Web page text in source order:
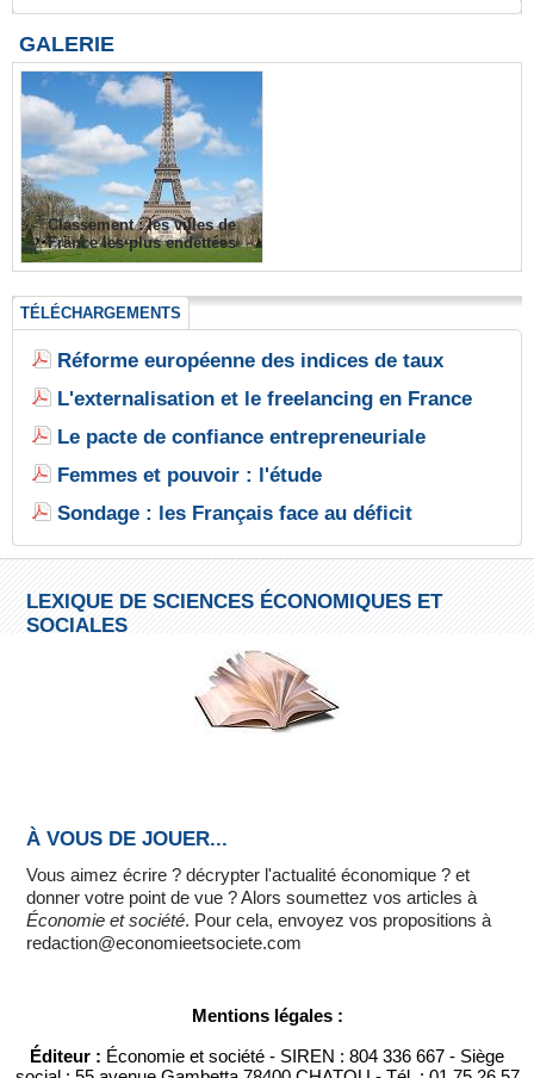
GALERIE
Classement : les villes de
France les plus endettées
TÉLÉCHARGEMENTS
Réforme européenne des indices de taux
L'externalisation et le freelancing en France
Le pacte de confiance entrepreneuriale
Femmes et pouvoir : l'étude
Sondage : les Français face au déficit
LEXIQUE DE SCIENCES ÉCONOMIQUES ET
SOCIALES
À VOUS DE JOUER...
Vous aimez écrire ? décrypter l'actualité économique ? et
donner votre point de vue ? Alors soumettez vos articles à
Économie et société. Pour cela, envoyez vos propositions à
redaction@economieetsociete.com
Mentions légales :
Éditeur : Économie et société - SIREN : 804 336 667 - Siège